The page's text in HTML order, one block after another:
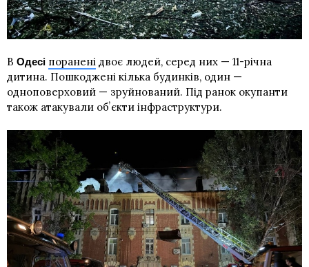
В Одесі поранені двоє людей, серед них — 11-річна
дитина. Пошкоджені кілька будинків, один —
одноповерховий — зруйнований. Під ранок окупанти
також атакували обʼєкти інфраструктури.